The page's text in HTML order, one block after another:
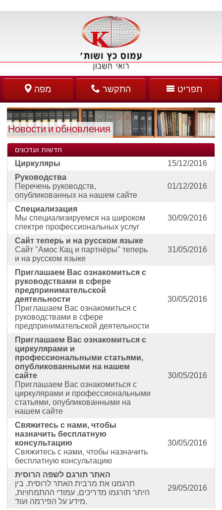
תפריט התקשר מפה
Новости и обновления
חדשות ועדכונים
Циркуляры
15/12/2016
Руководства
Перечень руководств,
опубликованных на нашем сайте
01/12/2016
Специализация
Мы специализируемся на широком
спектре профессиональных услуг
30/09/2016
Сайт теперь и на русском языке
Сайт "Амос Кац и партнёры" теперь
и на русском языке
31/05/2016
Приглашаем Вас ознакомиться с
руководствами в сфере
предпринимательской
деятельности
Приглашаем Вас ознакомиться с
руководствами в сфере
предпринимательской деятельности
30/05/2016
Приглашаем Вас ознакомиться с
циркулярами и
профессиональными статьями,
опубликованными на нашем
сайте
Приглашаем Вас ознакомиться с
циркулярами и профессиональными
статьями, опубликованными на
нашем сайте
30/05/2016
Свяжитесь с нами, чтобы
назначить бесплатную
консультацию
Свяжитесь с нами, чтобы назначить
бесплатную консультацию
30/05/2016
האתר תורגם לשפה הרוסית
תרגמנו את מרבית האתר לרוסית. בין
היתר תורגמו מדריכים, עמודי ההתמחויות,
מידע על הפירמה ועוד.
29/05/2016